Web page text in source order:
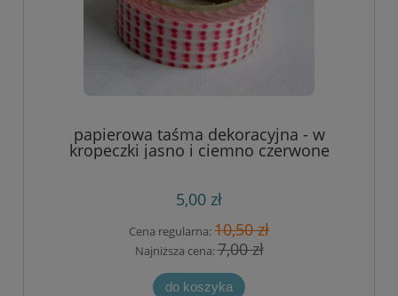
papierowa taśma dekoracyjna - w
kropeczki jasno i ciemno czerwone
5,00 zł
Cena regularna:10,50 zł
Najniższa cena:7,00 zł
do koszyka